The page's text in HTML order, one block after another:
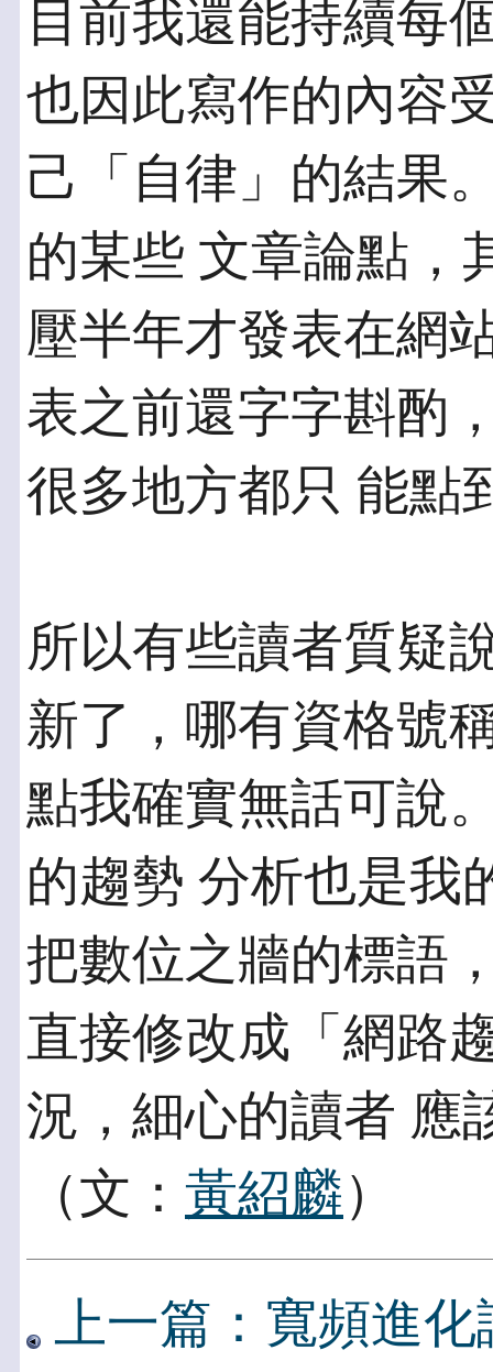
目前我還能持續每
也因此寫作的內容
己「自律」的結果
的某些 文章論點，
壓半年才發表在網
表之前還字字斟酌
很多地方都只 能點
所以有些讀者質疑
新了，哪有資格號
點我確實無話可說
的趨勢 分析也是我
把數位之牆的標語
直接修改成「網路
況，細心的讀者 應
（文： 黃紹麟）
上一篇：寬頻進化